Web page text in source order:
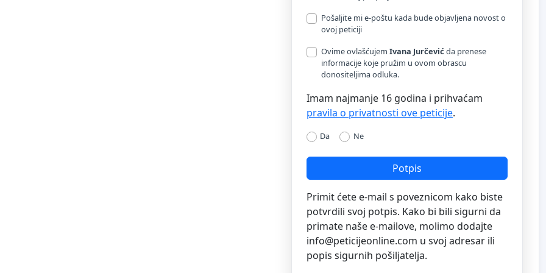
Pošaljite mi e-poštu kada bude objavljena novost o
ovoj peticiji
Ovime ovlašćujem Ivana Jurčević da prenese
informacije koje pružim u ovom obrascu
donositeljima odluka.
Imam najmanje 16 godina i prihvaćam
pravila o privatnosti ove peticije.
Da Ne
Potpis
Primit ćete e-mail s poveznicom kako biste
potvrdili svoj potpis. Kako bi bili sigurni da
primate naše e-mailove, molimo dodajte
info@peticijeonline.com u svoj adresar ili
popis sigurnih pošiljatelja.